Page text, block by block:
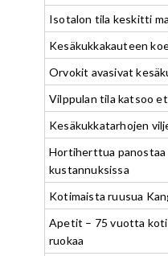
Isotalon tila keskitti
Kesäkukkakauteen
Orvokit avasivat
Vilppulan tila katsoo
Kesäkukkatarhojen
Hortiherttua panostaa
kustannuksissa
Kotimaista ruusua
Apetit – 75 vuotta
ruokaa